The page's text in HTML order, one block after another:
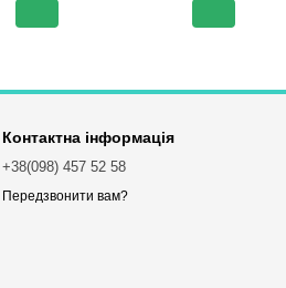
Контактна інформація
+38(098) 457 52 58
Передзвонити вам?